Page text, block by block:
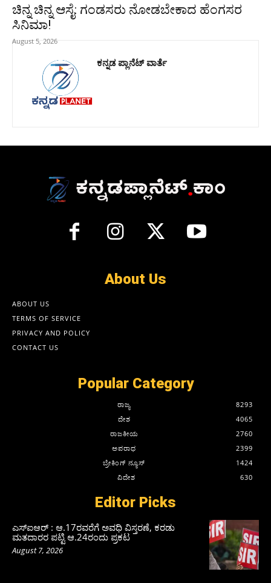
ಚಿನ್ನ ಚಿನ್ನ ಆಸೈ: ಗಂಡಸರು ನೋಡಬೇಕಾದ ಹೆಂಗಸರ
ಸಿನಿಮಾ!
August 5, 2026
ಕನ್ನಡ ಪ್ಲಾನೆಟ್ ವಾರ್ತೆ
About Us
ABOUT US
TERMS OF SERVICE
PRIVACY AND POLICY
CONTACT US
Popular Category
ರಾಜ್ಯ
8293
ದೇಶ
4065
ರಾಜಕೀಯ
2760
ಅಪರಾಧ
2399
ಬ್ರೇಕಿಂಗ್ ನ್ಯೂಸ್
1424
ವಿದೇಶ
630
Editor Picks
ಎಸ್‌ಐಆರ್‌ : ಆ.17ರವರೆಗೆ ಅವಧಿ ವಿಸ್ತರಣೆ, ಕರಡು
ಮತದಾರರ ಪಟ್ಟಿ ಆ.24ರಂದು ಪ್ರಕಟ
August 7, 2026